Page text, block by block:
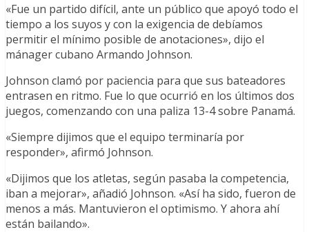
«Fue un partido difícil, ante un público que apoyó todo el
tiempo a los suyos y con la exigencia de debíamos
permitir el mínimo posible de anotaciones», dijo el
mánager cubano Armando Johnson.
Johnson clamó por paciencia para que sus bateadores
entrasen en ritmo. Fue lo que ocurrió en los últimos dos
juegos, comenzando con una paliza 13-4 sobre Panamá.
«Siempre dijimos que el equipo terminaría por
responder», afirmó Johnson.
«Dijimos que los atletas, según pasaba la competencia,
iban a mejorar», añadió Johnson. «Así ha sido, fueron de
menos a más. Mantuvieron el optimismo. Y ahora ahí
están bailando».